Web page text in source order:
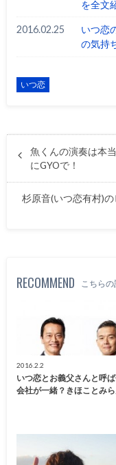
を全文
2016.02.25
いつ恋
の気持
いつ恋
魚くんの演奏は本
にGYOで！
杉原音(いつ恋有村)
RECOMMEND こちらの
2016.2.2
いつ恋とお義父さんと呼
会社が一緒？きほことみら